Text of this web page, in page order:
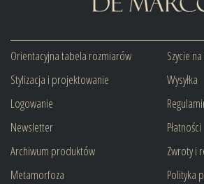
Orientacyjna tabela rozmiarów
Stylizacja i projektowanie
Logowanie
Newsletter
Archiwum produktów
Metamorfoza
Szycie
Wysyłka
Płatności
Zwroty i
Polityka